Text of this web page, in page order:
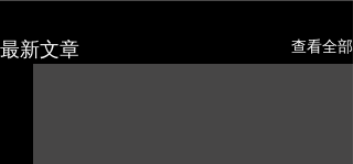
最新文章 查看全部